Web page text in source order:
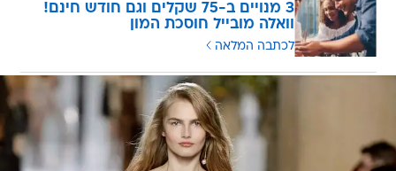
3 מנויים ב-75 שקלים וגם חודש חינם!
וואלה מובייל חוסכת המון
לכתבה המלאה